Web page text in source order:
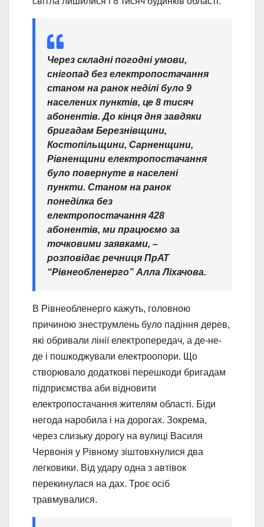
Через складні погодні умови,
снігопад без електропостачання
станом на ранок неділі було 9
населених пунктів, це 8 тисяч
абонентів. До кінця дня завдяки
бригадам Березнівщини,
Костопільщини, Сарненщини,
Рівненщини електропостачання
було повернуте в населені
пункти. Станом на ранок
понеділка без
електропостачання 428
абонентів, ми працюємо за
точковими заявками, –
розповідає речниця ПрАТ
“Рівнеобленерго” Алла Ліхачова.
В Рівнеобленерго кажуть, головною
причиною знеструмлень було падіння дерев,
які обривали лінії електропередач, а де-не-
де і пошкоджували електроопори. Що
створювало додаткові перешкоди бригадам
підприємства аби відновити
електропостачання жителям області. Біди
негода наробила і на дорогах. Зокрема,
через слизьку дорогу на вулиці Василя
Червонія у Рівному зіштовхнулися два
легковики. Від удару одна з автівок
перекинулася на дах. Троє осіб
травмувалися.